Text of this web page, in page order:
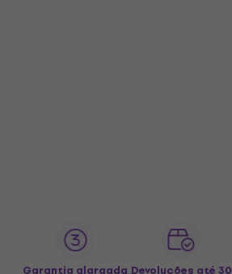
Garantia alargada Devoluções até 30